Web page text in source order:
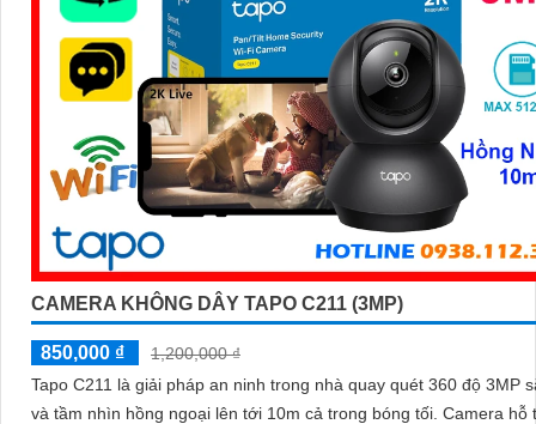
CAMERA KHÔNG DÂY TAPO C211 (3MP)
850,000 ₫
1,200,000 ₫
Tapo C211 là giải pháp an ninh trong nhà quay quét 360 độ 3MP
và tầm nhìn hồng ngoại lên tới 10m cả trong bóng tối. Camera hỗ trợ đàm